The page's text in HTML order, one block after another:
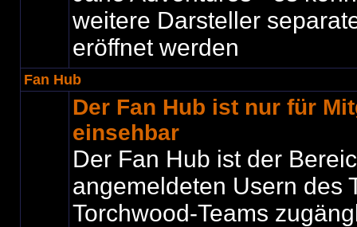
weitere Darsteller
eröffnet werden
Fan Hub
Der Fan Hub ist nur für
einsehbar
Der Fan Hub ist der
angemeldeten Usern des
Torchwood-Teams